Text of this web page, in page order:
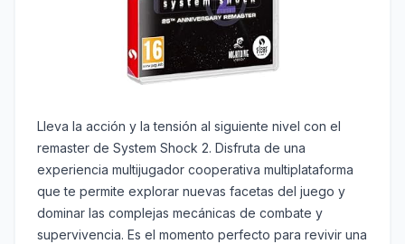
Lleva la acción y la tensión al siguiente nivel con el
remaster de System Shock 2. Disfruta de una
experiencia multijugador cooperativa multiplataforma
que te permite explorar nuevas facetas del juego y
dominar las complejas mecánicas de combate y
supervivencia. Es el momento perfecto para revivir una